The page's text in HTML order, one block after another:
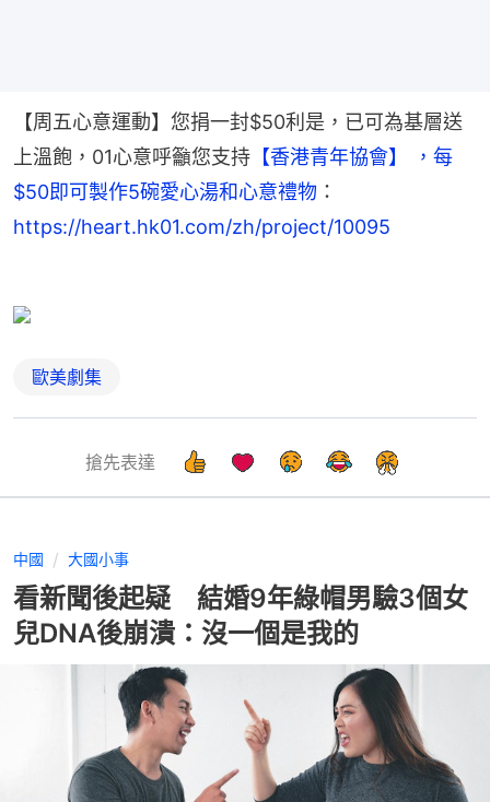
【周五心意運動】您捐一封$50利是，已可為基層送
上溫飽，01心意呼籲您支持 【香港青年協會】 ，每
$50即可製作5碗愛心湯和心意禮物 ：
https://heart.hk01.com/zh/project/10095
歐美劇集
搶先表達
中國 大國小事
看新聞後起疑 結婚9年綠帽男驗3個女
兒DNA後崩潰：沒一個是我的